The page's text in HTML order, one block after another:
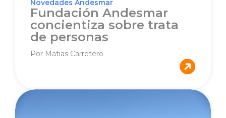
Novedades Andesmar
Fundación Andesmar
concientiza sobre trata
de personas
Por Matias Carretero